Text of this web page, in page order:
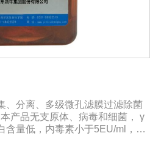
、分离、多级微孔滤膜过滤除菌
产品无支原体、病毒和细菌， γ
含量低，内毒素小于5EU/ml，具